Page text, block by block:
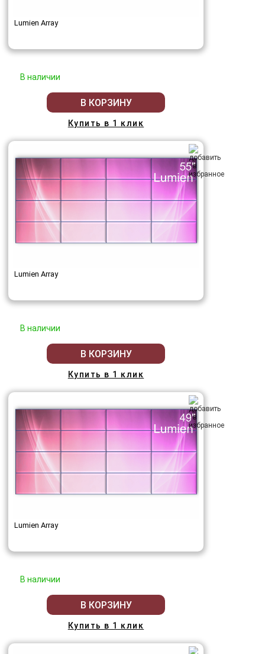
Lumien Array
В наличии
В КОРЗИНУ
Купить в 1 клик
Lumien Array
В наличии
В КОРЗИНУ
Купить в 1 клик
Lumien Array
В наличии
В КОРЗИНУ
Купить в 1 клик